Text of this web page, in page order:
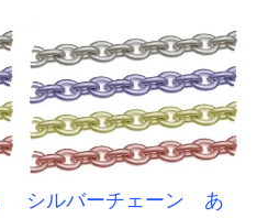
シルバーチェーン あ